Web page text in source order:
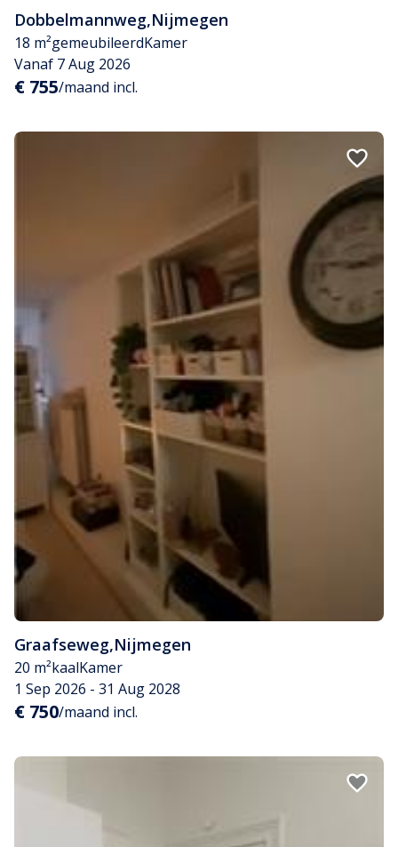
Dobbelmannweg,Nijmegen
18 m²gemeubileerdKamer
Vanaf 7 Aug 2026
€ 755/maand incl.
Graafseweg,Nijmegen
20 m²kaalKamer
1 Sep 2026 - 31 Aug 2028
€ 750/maand incl.